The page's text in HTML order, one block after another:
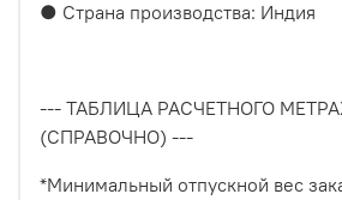
● Страна производства: Индия
--- ТАБЛИЦА РАСЧЕТНОГО
(СПРАВОЧНО) ---
*Минимальный отпускной вес